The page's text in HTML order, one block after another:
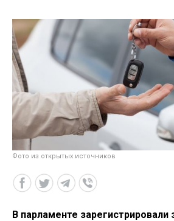
Фото из открытых источников
В парламенте